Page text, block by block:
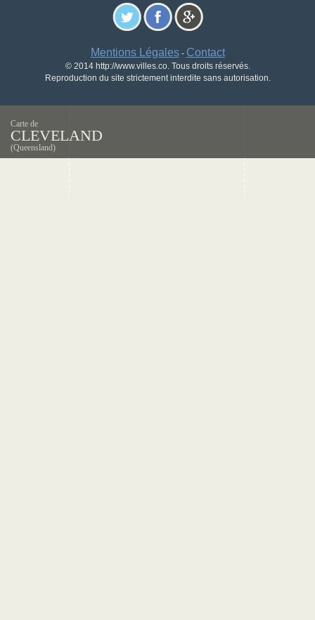
Mentions Légales- Contact
© 2014 http://www.villes.co. Tous droits réservés.
Reproduction du site strictement interdite sans autorisation.
Carte de
CLEVELAND
(Queensland)